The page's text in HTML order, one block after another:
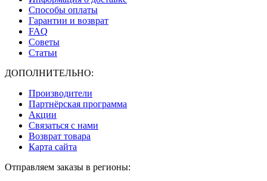
Способы оплаты
Гарантии и возврат
FAQ
Советы
Статьи
ДОПОЛНИТЕЛЬНО:
Производители
Партнёрская программа
Акции
Связаться с нами
Возврат товара
Карта сайта
Отправляем заказы в регионы: